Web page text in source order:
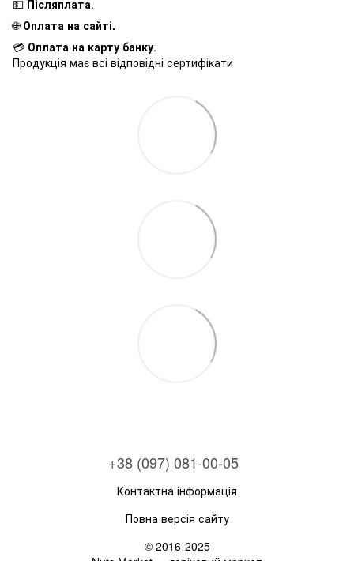
💵 Післяплата.
🌐 Оплата на сайті.
💳 Оплата на карту банку.
Продукція має всі відповідні сертифікати
+38 (097) 081-00-05
Контактна інформація
Повна версія сайту
© 2016-2025